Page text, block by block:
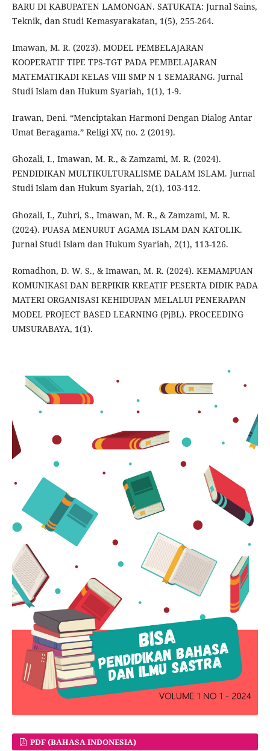
BARU DI KABUPATEN LAMONGAN. SATUKATA: Jurnal Sains,
Teknik, dan Studi Kemasyarakatan, 1(5), 255-264.
Imawan, M. R. (2023). MODEL PEMBELAJARAN
KOOPERATIF TIPE TPS-TGT PADA PEMBELAJARAN
MATEMATIKADI KELAS VIII SMP N 1 SEMARANG. Jurnal
Studi Islam dan Hukum Syariah, 1(1), 1-9.
Irawan, Deni. “Menciptakan Harmoni Dengan Dialog Antar
Umat Beragama.” Religi XV, no. 2 (2019).
Ghozali, I., Imawan, M. R., & Zamzami, M. R. (2024).
PENDIDIKAN MULTIKULTURALISME DALAM ISLAM. Jurnal
Studi Islam dan Hukum Syariah, 2(1), 103-112.
Ghozali, I., Zuhri, S., Imawan, M. R., & Zamzami, M. R.
(2024). PUASA MENURUT AGAMA ISLAM DAN KATOLIK.
Jurnal Studi Islam dan Hukum Syariah, 2(1), 113-126.
Romadhon, D. W. S., & Imawan, M. R. (2024). KEMAMPUAN
KOMUNIKASI DAN BERPIKIR KREATIF PESERTA DIDIK PADA
MATERI ORGANISASI KEHIDUPAN MELALUI PENERAPAN
MODEL PROJECT BASED LEARNING (PjBL). PROCEEDING
UMSURABAYA, 1(1).
PDF (BAHASA INDONESIA)